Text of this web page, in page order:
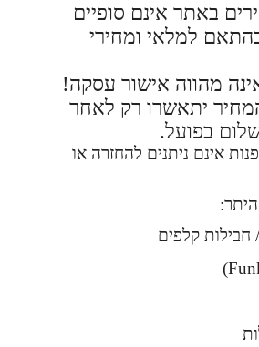
באתר אינם סופיים
בהתאם למלאי ומחירי
מהווה אישור עסקה!
יתאשרו רק לאחר
בפועל.
אינם ניתנים להחזרה או
חבילות קלפים